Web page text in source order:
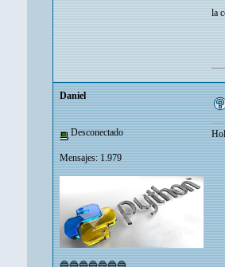
la
Danielㅤ
Desconectado
Mensajes: 1.979